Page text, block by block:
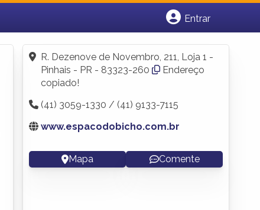
Entrar
Fazer login
Criar conta
R. Dezenove de Novembro, 211, Loja 1 -
Pinhais - PR - 83323-260
Endereço
copiado!
(41) 3059-1330 / (41) 9133-7115
www.espacodobicho.com.br
Mapa Comente